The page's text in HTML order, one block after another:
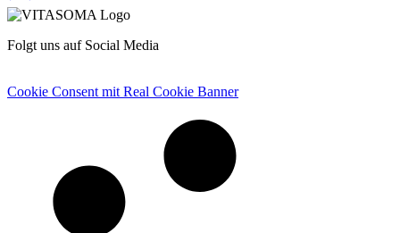
Folgt uns auf Social Media
Cookie Consent mit Real Cookie Banner